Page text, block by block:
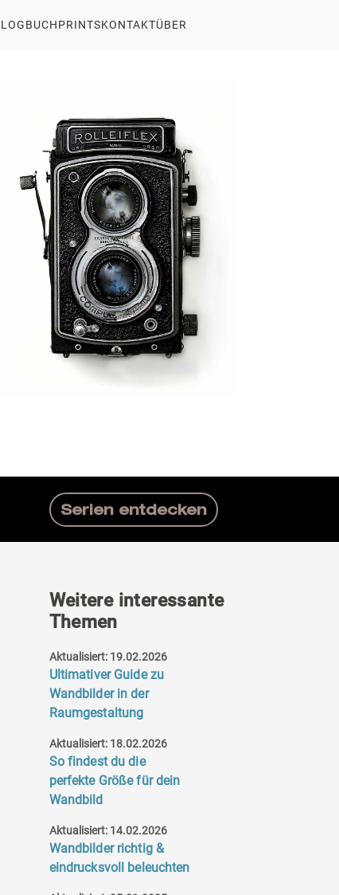
LOGBUCHPRINTSKONTAKTÜBER
Serien entdecken
Weitere interessante
Themen
Aktualisiert: 19.02.2026
Ultimativer Guide zu
Wandbilder in der
Raumgestaltung
Aktualisiert: 18.02.2026
So findest du die
perfekte Größe für dein
Wandbild
Aktualisiert: 14.02.2026
Wandbilder richtig &
eindrucksvoll beleuchten